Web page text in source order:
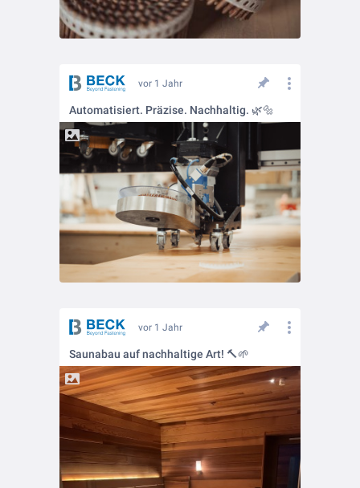
vor 1 Jahr
Automatisiert. Präzise. Nachhaltig. 🌿🔩
vor 1 Jahr
Saunabau auf nachhaltige Art! 🔨🌱